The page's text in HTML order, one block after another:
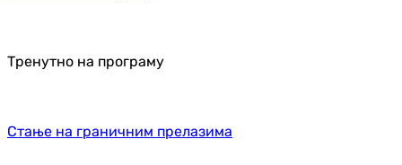
Тренутно на програму
Стање на граничним прелазима